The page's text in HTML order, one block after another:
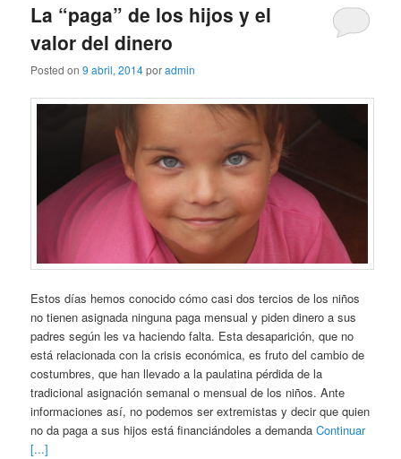
La “paga” de los hijos y el
valor del dinero
Posted on9 abril, 2014poradmin
Estos días hemos conocido cómo casi dos tercios de los niños
no tienen asignada ninguna paga mensual y piden dinero a sus
padres según les va haciendo falta. Esta desaparición, que no
está relacionada con la crisis económica, es fruto del cambio de
costumbres, que han llevado a la paulatina pérdida de la
tradicional asignación semanal o mensual de los niños. Ante
informaciones así, no podemos ser extremistas y decir que quien
no da paga a sus hijos está financiándoles a demandaContinuar
[...]